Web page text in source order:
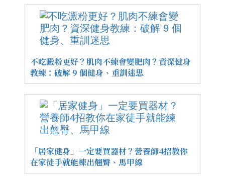
不吃澱粉更好？肌肉不練會變肥肉？資深健身
教練：破解 9 個健身、重訓迷思
「居家健身」一定要買器材？營養師4招教你
在家徒手就能練出翹臀、馬甲線